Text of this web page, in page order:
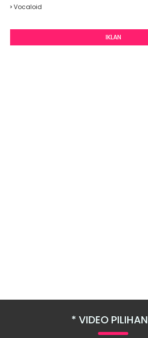
Vocaloid
IKLAN
VIDEO PILIHAN